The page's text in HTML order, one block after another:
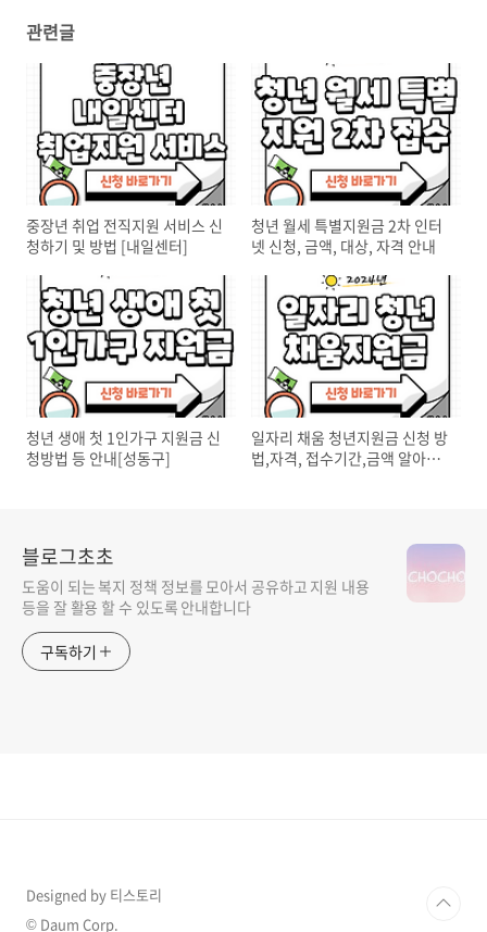
관련글
중장년 취업 전직지원 서비스 신
청하기 및 방법 [내일센터]
청년 월세 특별지원금 2차 인터
넷 신청, 금액, 대상, 자격 안내
청년 생애 첫 1인가구 지원금 신
청방법 등 안내[성동구]
일자리 채움 청년지원금 신청 방
법,자격, 접수기간,금액 알아보
블로그초초
도움이 되는 복지 정책 정보를 모아서 공유하고 지원 내용
등을 잘 활용 할 수 있도록 안내합니다
구독하기
Designed by 티스토리
© Daum Corp.